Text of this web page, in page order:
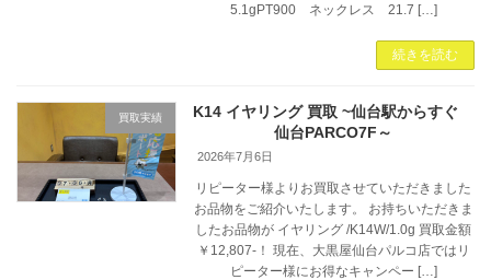
5.1gPT900 ネックレス 21.7 […]
続きを読む
買取実績
K14 イヤリング 買取 ~仙台駅からすぐ
仙台PARCO7F～
2026年7月6日
リピーター様よりお買取させていただきました
お品物をご紹介いたします。 お持ちいただきま
したお品物が イヤリング /K14W/1.0g 買取金額
￥12,807-！ 現在、大黒屋仙台パルコ店ではリ
ピーター様にお得なキャンペー […]